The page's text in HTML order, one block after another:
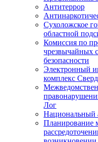
Антитеррор
Сухоложское
областной
Комиссия по
чрезвычайных
безопасности
Электронный
комплекс
Лог
Национальный
Планирование